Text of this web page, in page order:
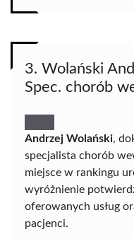
3. Wolański
Spec. chorób
Andrzej Wolański,
specjalista chorób
miejsce w rankingu
wyróżnienie
oferowanych usług
pacjenci.